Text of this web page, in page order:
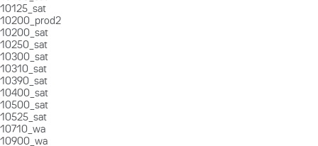
10125_sat
10200_prod2
10200_sat
10250_sat
10300_sat
10310_sat
10390_sat
10400_sat
10500_sat
10525_sat
10710_wa
10900_wa